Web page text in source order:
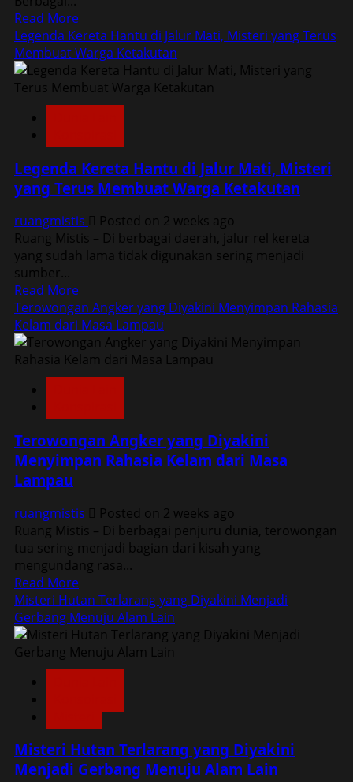
Kini
Read MoreRead
more
about
Jejak
Dunia
Gaib
yang
Sulit
Secara
Ilmiah
Legenda Kereta Hantu di Jalur Mati, Misteri yang Terus
Membuat Warga Ketakutan
Legenda Kereta Hantu di Jalur Mati, Misteri
yang Terus Membuat Warga Ketakutan
ruangmistis
Posted on 2 weeks ago
Ruang Mistis – Di berbagai daerah, jalur rel kereta
yang sudah lama tidak digunakan sering menjadi
sumber...
Read MoreRead
more
about
Legenda
Kereta
Hantu
Misteri
yang
Warga
Ketakutan
Terowongan Angker yang Diyakini Menyimpan Rahasia
Kelam dari Masa Lampau
Terowongan Angker yang Diyakini
Menyimpan Rahasia Kelam dari Masa
Lampau
ruangmistis
Posted on 2 weeks ago
Ruang Mistis – Di berbagai penjuru dunia, terowongan
tua sering menjadi bagian dari kisah yang
mengundang rasa...
Read MoreRead
more
about
Terowongan
Angker
yang
dari
Masa
Misteri Hutan Terlarang yang Diyakini Menjadi
Gerbang Menuju Alam Lain
Misteri Hutan Terlarang yang Diyakini
Menjadi Gerbang Menuju Alam Lain